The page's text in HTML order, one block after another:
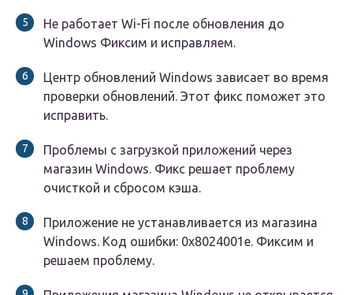
Не работает Wi-Fi после обновления до
Windows Фиксим и исправляем.
Центр обновлений Windows зависает во время
проверки обновлений. Этот фикс поможет это
исправить.
Проблемы с загрузкой приложений через
магазин Windows. Фикс решает проблему
очисткой и сбросом кэша.
Приложение не устанавливается из магазина
Windows. Код ошибки: 0x8024001e. Фиксим и
решаем проблему.